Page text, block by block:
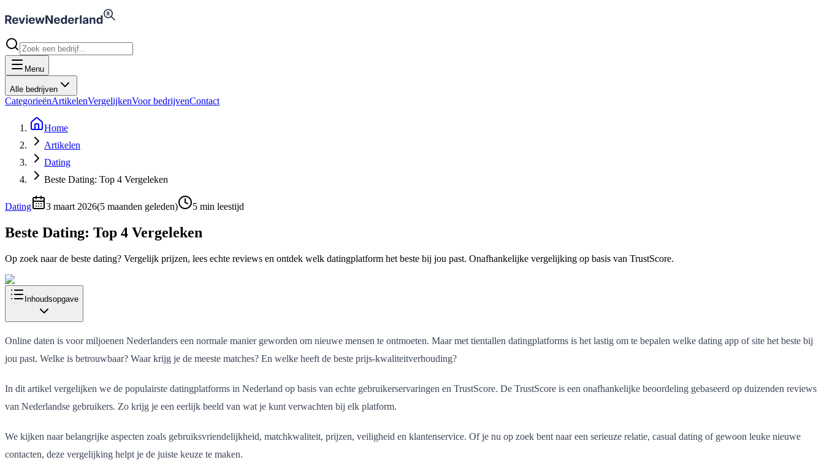
Menu
Alle bedrijven
CategorieënArtikelenVergelijkenVoor bedrijvenContact
Home
Artikelen
Dating
Beste Dating: Top 4 Vergeleken
Dating 3 maart 2026(5 maanden geleden) 5 min leestijd
Beste Dating: Top 4 Vergeleken
Op zoek naar de beste dating? Vergelijk prijzen, lees echte reviews en ontdek welk datingplatform het beste bij jou past. Onafhankelijke vergelijking op basis van TrustScore.
Inhoudsopgave
Online daten is voor miljoenen Nederlanders een normale manier geworden om nieuwe mensen te ontmoeten. Maar met tientallen datingplatforms is het lastig om te bepalen welke dating app of site het beste bij
jou past. Welke is betrouwbaar? Waar krijg je de meeste matches? En welke heeft de beste prijs-kwaliteitverhouding?
In dit artikel vergelijken we de populairste datingplatforms in Nederland op basis van echte gebruikerservaringen en TrustScore. De TrustScore is een onafhankelijke beoordeling gebaseerd op duizenden reviews
van Nederlandse gebruikers. Zo krijg je een eerlijk beeld van wat je kunt verwachten bij elk platform.
We kijken naar belangrijke aspecten zoals gebruiksvriendelijkheid, matchkwaliteit, prijzen, veiligheid en klantenservice. Of je nu op zoek bent naar een serieuze relatie, casual dating of gewoon leuke nieuwe
contacten, deze vergelijking helpt je de juiste keuze te maken.